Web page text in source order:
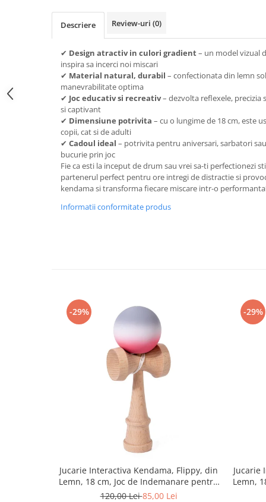
Descriere Review-uri (0)
✔ Design atractiv in culori gradient– un model vizual
inspira sa incerci noi miscari
✔ Material natural, durabil – confectionata din lemn
manevrabilitate optima
✔ Joc educativ si recreativ– dezvolta reflexele,
si captivant
✔ Dimensiune potrivita – cu o lungime de 18 cm, este
copii, cat si de adulti
✔ Cadoul ideal – potrivita pentru aniversari, sarbatori
bucurie prin joc
Fie ca esti la inceput de drum sau vrei sa-ti perfectionezi
partenerul perfect pentru ore intregi de distractie si
kendama si transforma fiecare miscare intr-o
Informatii conformitate produs
-29%
Jucarie Interactiva Kendama, Flippy, din
Lemn, 18 cm, Joc de Indemanare pentru
Copii si Adulti, Model Gradient 9,
120,00 Lei85,00 Lei
-29%
Jucarie
Lemn,
Copii